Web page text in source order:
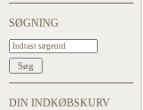
SØGNING
DIN INDKØBSKURV